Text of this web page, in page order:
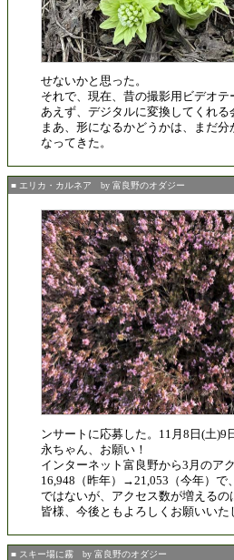
せないかと思った。
それで、現在、昔の撮影用ビデオ
あえず、デジタルに変換してくれる
まあ、形になるかどうかは、まだ
なってきた。
■ エリカ・カルネア by 富良野のオダジー
ンサートに応募した。11月8日(土)9
永ちゃん、お願い！
インターネット富良野から3月のア
16,948（昨年）→21,053（今年）で
ではないが、アクセス数が増えるの
皆様、今後ともよろしくお願いいた
■ スキー場に霧 by 富良野のオダジー